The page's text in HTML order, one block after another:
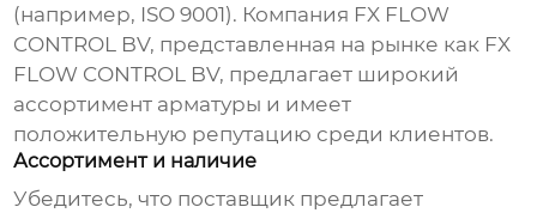
(например, ISO 9001). Компания FX FLOW
CONTROL BV, представленная на рынке как FX
FLOW CONTROL BV, предлагает широкий
ассортимент арматуры и имеет
положительную репутацию среди клиентов.
Ассортимент и наличие
Убедитесь, что поставщик предлагает